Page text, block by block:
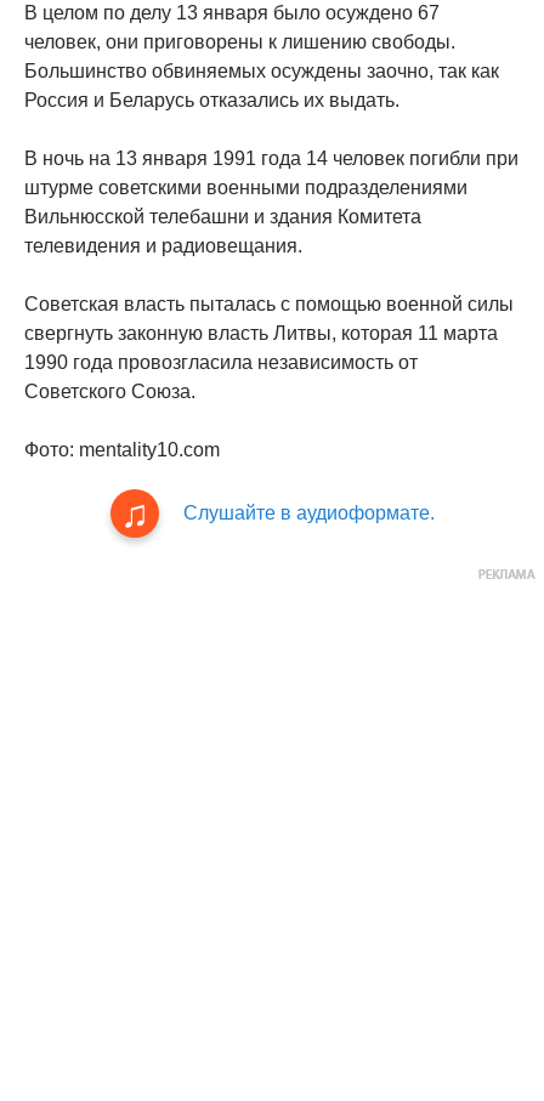
В целом по делу 13 января было осуждено 67
человек, они приговорены к лишению свободы.
Большинство обвиняемых осуждены заочно, так как
Россия и Беларусь отказались их выдать.
В ночь на 13 января 1991 года 14 человек погибли при
штурме советскими военными подразделениями
Вильнюсской телебашни и здания Комитета
телевидения и радиовещания.
Советская власть пыталась с помощью военной силы
свергнуть законную власть Литвы, которая 11 марта
1990 года провозгласила независимость от
Советского Союза.
Фото: mentality10.com
Слушайте в аудиоформате.